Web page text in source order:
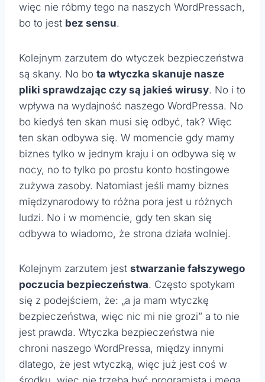
więc nie róbmy tego na naszych WordPressach,
bo to jest bez sensu.
Kolejnym zarzutem do wtyczek bezpieczeństwa
są skany. No bo ta wtyczka skanuje nasze
pliki sprawdzając czy są jakieś wirusy. No i to
wpływa na wydajność naszego WordPressa. No
bo kiedyś ten skan musi się odbyć, tak? Więc
ten skan odbywa się. W momencie gdy mamy
biznes tylko w jednym kraju i on odbywa się w
nocy, no to tylko po prostu konto hostingowe
zużywa zasoby. Natomiast jeśli mamy biznes
międzynarodowy to różna pora jest u różnych
ludzi. No i w momencie, gdy ten skan się
odbywa to wiadomo, że strona działa wolniej.
Kolejnym zarzutem jest stwarzanie fałszywego
poczucia bezpieczeństwa. Często spotykam
się z podejściem, że: „a ja mam wtyczkę
bezpieczeństwa, więc nic mi nie grozi” a to nie
jest prawda. Wtyczka bezpieczeństwa nie
chroni naszego WordPressa, między innymi
dlatego, że jest wtyczką, więc już jest coś w